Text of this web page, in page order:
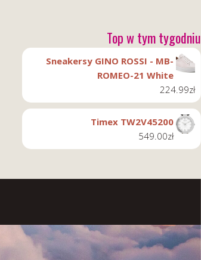
Top w tym tygodniu
Sneakersy GINO ROSSI - MB-
ROMEO-21 White
224.99zł
Timex TW2V45200
549.00zł